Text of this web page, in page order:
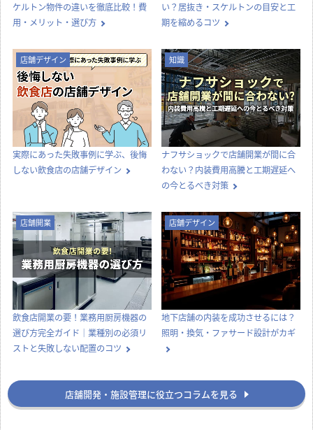
ケルトン物件の違いを徹底比較！費
用・メリット・選び方
い？居抜き・スケルトンの目安と工
期を縮めるコツ
店舗デザイン
実際にあった失敗事例に学ぶ、後悔
しない飲食店の店舗デザイン
知識
ナフサショックで店舗開業が間に合
わない？内装費用高騰と工期遅延へ
の今とるべき対策
店舗開業
飲食店開業の要！業務用厨房機器の
選び方完全ガイド｜業種別の必須リ
ストと失敗しない配置のコツ
店舗デザイン
地下店舗の内装を成功させるには？
照明・換気・ファサード設計がカギ
店舗開発・施設管理に役立つコラムを見る